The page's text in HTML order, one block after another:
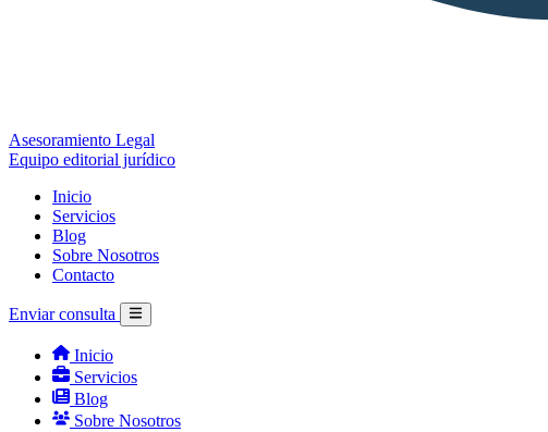
Asesoramiento Legal
Equipo editorial jurídico
Inicio
Servicios
Blog
Sobre Nosotros
Contacto
Enviar consulta
Inicio
Servicios
Blog
Sobre Nosotros